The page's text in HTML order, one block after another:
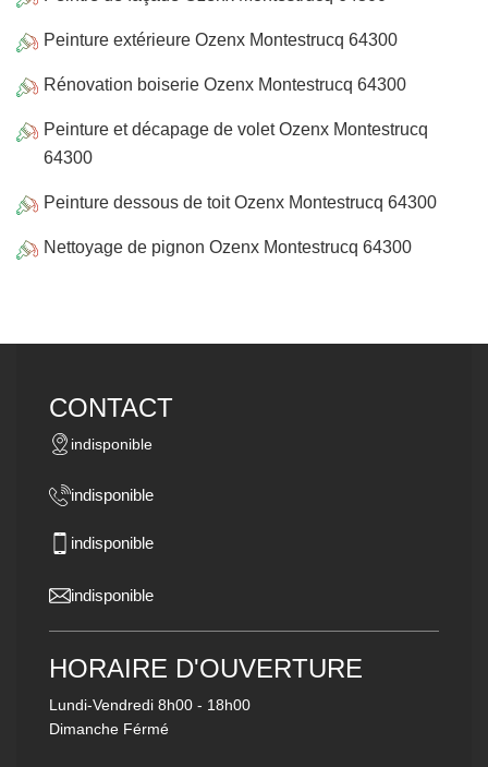
Peinture extérieure Ozenx Montestrucq 64300
Rénovation boiserie Ozenx Montestrucq 64300
Peinture et décapage de volet Ozenx Montestrucq
64300
Peinture dessous de toit Ozenx Montestrucq 64300
Nettoyage de pignon Ozenx Montestrucq 64300
CONTACT
indisponible
indisponible
indisponible
indisponible
HORAIRE D'OUVERTURE
Lundi-Vendredi 8h00 - 18h00
Dimanche Férmé